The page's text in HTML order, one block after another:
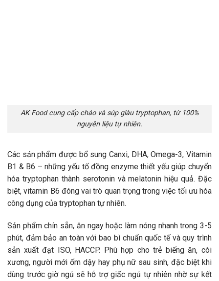
AK Food cung cấp cháo và súp giàu tryptophan, từ 100%
nguyên liệu tự nhiên.
Các sản phẩm được bổ sung Canxi, DHA, Omega-3, Vitamin
B1 & B6 – những yếu tố đồng enzyme thiết yếu giúp chuyển
hóa tryptophan thành serotonin và melatonin hiệu quả. Đặc
biệt, vitamin B6 đóng vai trò quan trọng trong việc tối ưu hóa
công dụng của tryptophan tự nhiên.
Sản phẩm chín sẵn, ăn ngay hoặc làm nóng nhanh trong 3-5
phút, đảm bảo an toàn với bao bì chuẩn quốc tế và quy trình
sản xuất đạt ISO, HACCP. Phù hợp cho trẻ biếng ăn, còi
xương, người mới ốm dậy hay phụ nữ sau sinh, đặc biệt khi
dùng trước giờ ngủ sẽ hỗ trợ giấc ngủ tự nhiên nhờ sự kết